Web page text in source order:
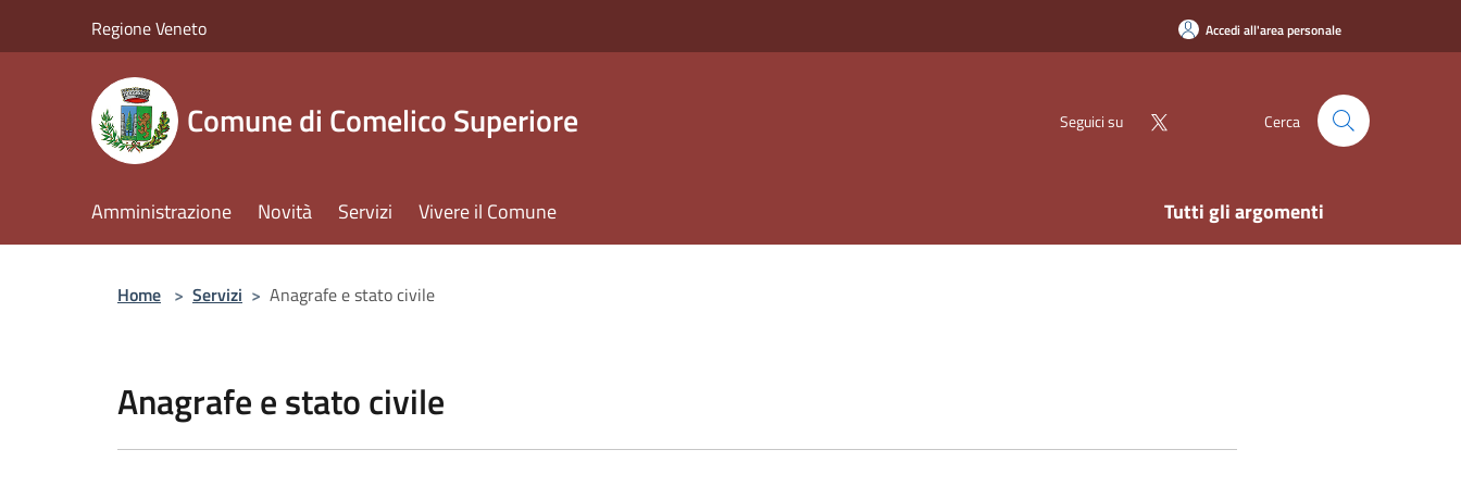
Regione Veneto Accedi all'area personale
Comune di Comelico Superiore Seguici su Cerca
Amministrazione Novità Servizi Vivere il Comune Tutti gli argomenti
Home > Servizi > Anagrafe e stato civile
Anagrafe e stato civile